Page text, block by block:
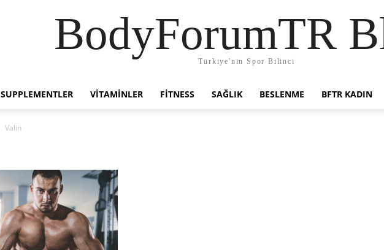
BodyForumTR
Türkiye'nin Spor Bilinci
SUPPLEMENTLER VITAMINLER FITNESS SAĞLIK BESLENME BFTR KADIN
Valin